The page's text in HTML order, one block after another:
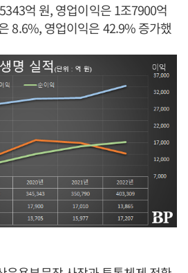
억 원, 영업이익은 1조7900억
8.6%, 영업이익은 42.9% 증가했